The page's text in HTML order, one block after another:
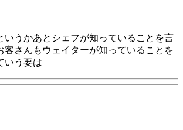
いうかあとシェフが知っていることを言
客さんもウェイターが知っていることを
いう要は